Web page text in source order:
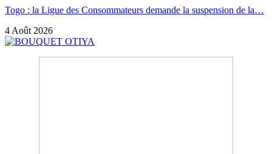
Togo : la Ligue des Consommateurs demande la suspension de la…
4 Août 2026